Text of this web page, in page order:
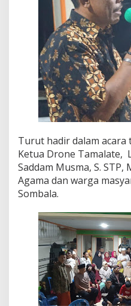
l
a
l
B
i
h
a
l
a
l
Turut hadir dalam acara
Ketua Drone Tamalate,
Saddam Musma, S. STP,
Agama dan warga
Sombala.